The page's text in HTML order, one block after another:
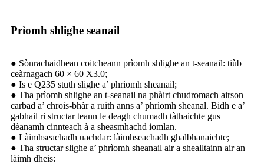
Prìomh shlighe seanail
● Sònrachaidhean coitcheann prìomh shlighe an t-seanail: tiùb
ceàrnagach 60 × 60 X3.0;
● Is e Q235 stuth slighe a’ phrìomh sheanail;
● Tha prìomh shlighe an t-seanail na phàirt chudromach airson
carbad a’ chrois-bhàr a ruith anns a’ phrìomh sheanal. Bidh e a’
gabhail ri structar teann le deagh chumadh tàthaichte gus
dèanamh cinnteach à a sheasmhachd iomlan.
● Làimhseachadh uachdar: làimhseachadh ghalbhanaichte;
● Tha structar slighe a’ phrìomh sheanail air a shealltainn air an
làimh dheis: